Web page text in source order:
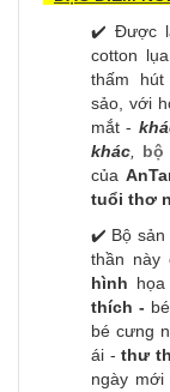
✔️ Được
cotton
thấm
sảo, với
mắt -
khác
bộ
của
tuổi thơ
✔️ Bộ sản
thần này
hình
thích -
bé cưng
ái -thư
ngày mới